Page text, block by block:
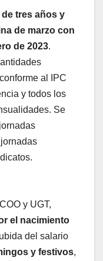
tres años y
de marzo con
de 2023.
al IPC
y todos los
Se
y UGT,
el nacimiento
del salario
y festivos,